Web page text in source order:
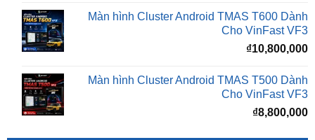
₫10,800,000
Màn hình Cluster Android TMAS T500 Dành
₫8,800,000
BÀI VIẾT MỚI